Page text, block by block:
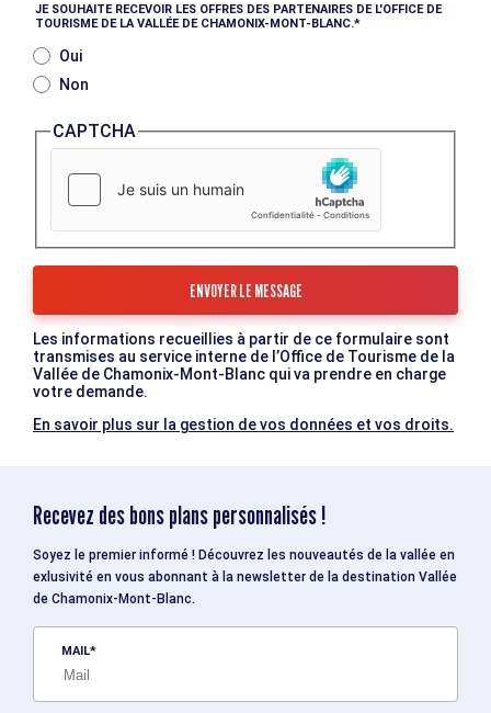
JE SOUHAITE RECEVOIR LES OFFRES DES PARTENAIRES DE L'OFFICE DE
TOURISME DE LA VALLÉE DE CHAMONIX-MONT-BLANC.
Oui
Non
CAPTCHA
Les informations recueillies à partir de ce formulaire sont
transmises au service interne de l’Office de Tourisme de la
Vallée de Chamonix-Mont-Blanc qui va prendre en charge
votre demande.
En savoir plus sur la gestion de vos données et vos droits.
Recevez des bons plans personnalisés !
Soyez le premier informé ! Découvrez les nouveautés de la vallée en
exlusivité en vous abonnant à la newsletter de la destination Vallée
de Chamonix-Mont-Blanc.
MAIL